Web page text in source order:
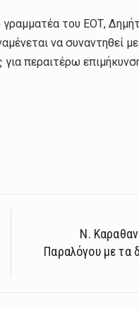
του ΕΟΤ,
να συναντηθεί
περαιτέρω
Ν.
Παραλόγου με τα